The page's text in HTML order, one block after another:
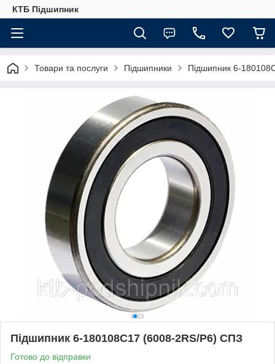
КТБ Підшипник
Товари та послуги Підшипники Підшипник 6-
Підшипник 6-180108С17 (6008-2RS/P6) СПЗ
Готово до відправки